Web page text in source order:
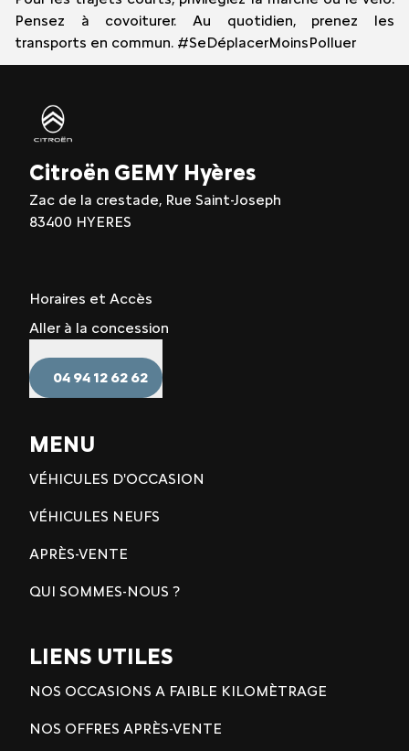
Pensez à covoiturer. Au quotidien, prenez les
transports en commun. #SeDéplacerMoinsPolluer
Citroën GEMY Hyères
Zac de la crestade, Rue Saint-Joseph
83400 HYERES
Horaires et Accès
Aller à la concession
04 94 12 62 62
MENU
VÉHICULES D'OCCASION
VÉHICULES NEUFS
APRÈS-VENTE
QUI SOMMES-NOUS ?
LIENS UTILES
NOS OCCASIONS A FAIBLE KILOMÈTRAGE
NOS OFFRES APRÈS-VENTE